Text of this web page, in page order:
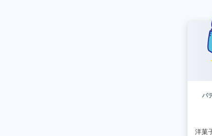
パ
洋菓